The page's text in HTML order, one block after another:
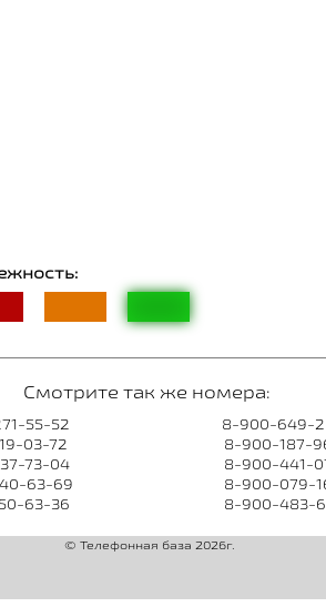
Смотрите так же номера:
55-52
03-72
73-04
63-69
63-36
8-900-649-
8-900-187-
8-900-441-
8-900-079-
8-900-483-
© Телефонная база 2026г.